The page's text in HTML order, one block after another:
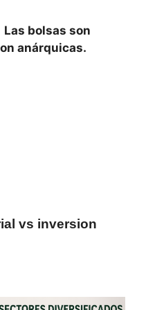
Las bolsas son
anárquicas.
vs inversion